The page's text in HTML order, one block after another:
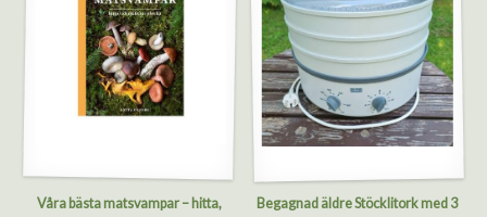
Våra bästa matsvampar – hitta,
Begagnad äldre Stöcklitork med 3